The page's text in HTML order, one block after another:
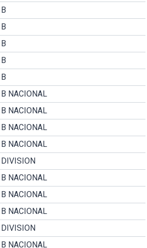
NACIONAL
NACIONAL
NACIONAL
NACIONAL
NACIONAL
NACIONAL
NACIONAL
NACIONAL